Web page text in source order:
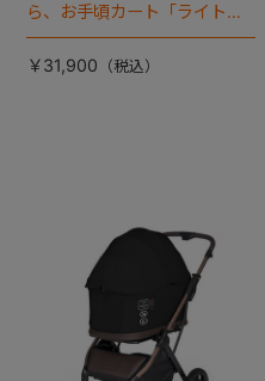
ら、お手頃カート「ライト」
が登場！
￥31,900